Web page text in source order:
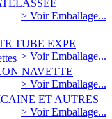
> Voir Emballage...
TUBE EXPE
> Voir Emballage...
NAVETTE
> Voir Emballage...
ET AUTRES
> Voir Emballage...